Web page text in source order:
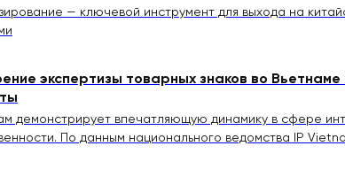
— ключевой инструмент для выхода на
экспертизы товарных знаков во
демонстрирует впечатляющую динамику в сфере
По данным национального ведомства IP